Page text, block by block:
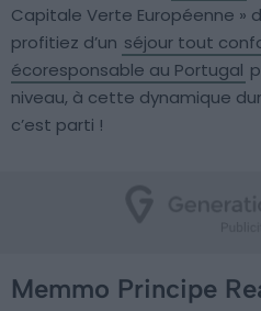
Capitale Verte Européenne »
profitiez d’un séjour tout
écoresponsable au Portugal
niveau, à cette dynamique
c’est parti !
Memmo Principe